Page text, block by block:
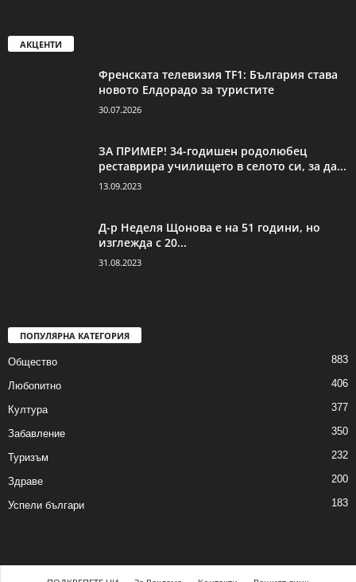
АКЦЕНТИ
Френската телевизия TF1: България става
новото Елдорадо за туристите
30.07.2026
ЗА ПРИМЕР! 34-годишен родолюбец
реставрира училището в селото си, за да...
13.09.2023
Д-р Неделя Щонова е на 51 години, но
изглежда с 20...
31.08.2023
ПОПУЛЯРНА КАТЕГОРИЯ
Общество 883
Любопитно 406
Култура 377
Забавление 350
Туризъм 232
Здраве 200
Успели българи 183